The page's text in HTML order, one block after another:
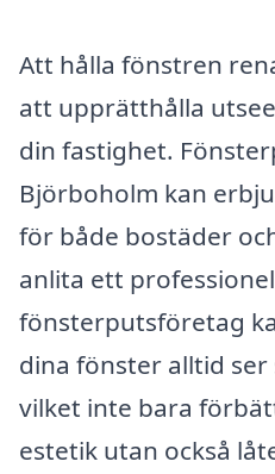
Att hålla fönstren
att upprätthålla
din fastighet.
Björboholm kan
för både bostäder
anlita ett
fönsterputsföretag
dina fönster alltid
vilket inte bara
estetik utan också